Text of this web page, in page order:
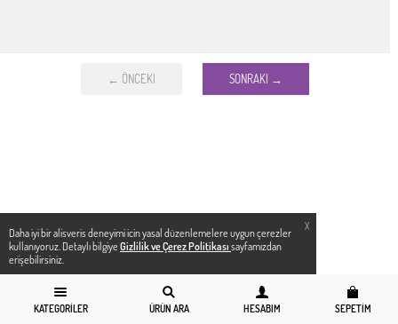
X
Daha iyi bir alisveris deneyimi icin yasal düzenlemelere uygun çerezler
kullanıyoruz. Detaylı bilgiye Gizlilik ve Çerez Politikası sayfamızdan
erişebilirsiniz.
KATEGORILER ÜRÜN ARA HESABIM SEPETIM
← ÖNCEKI SONRAKI →